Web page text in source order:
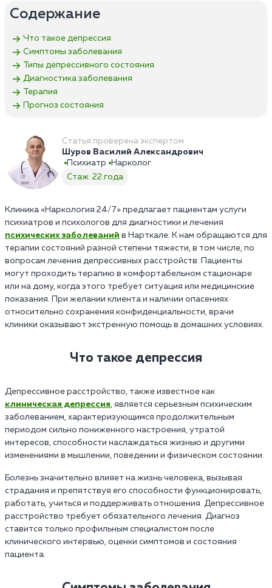
Содержание
Что такое депрессия
Симптомы заболевания
Типы депрессивного состояния
Диагностика заболевания
Терапия
Прогноз состояния
Статья проверена экспертом
Шуров Василий Александрович
Психиатр
Нарколог
Стаж: 22 года
Клиника «Наркология 24/7» предлагает пациентам услуги
психиатров и психологов для диагностики и лечения
психических заболеваний в Нарткале. К нам обращаются для
терапии состояний разной степени тяжести, в том числе, по
вопросам лечения депрессивных расстройств. Пациенты
могут проходить терапию в комфортабельном стационаре
или на дому, когда этого требует ситуация или медицинские
показания. При желании клиента и наличии опасениях
относительно сохранения конфиденциальности, врачи
клиники оказывают экстренную помощь в домашних условиях.
Что такое депрессия
Депрессивное расстройство, также известное как
клиническая депрессия, является серьезным психическим
заболеванием, характеризующимся продолжительным
периодом сильно пониженного настроения, утратой
интересов, способности наслаждаться жизнью и другими
изменениями в мышлении, поведении и физическом состоянии.
Болезнь значительно влияет на жизнь человека, вызывая
страдания и препятствуя его способности функционировать,
работать, учиться и поддерживать отношения. Депрессивное
расстройство требует обязательного лечения. Диагноз
ставится только профильным специалистом после
клинического интервью, оценки симптомов и состояния
пациента.